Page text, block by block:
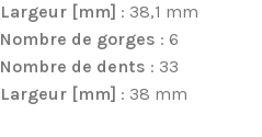
Largeur [mm] : 38,1 mm
Nombre de gorges : 6
Nombre de dents : 33
Largeur [mm] : 38 mm